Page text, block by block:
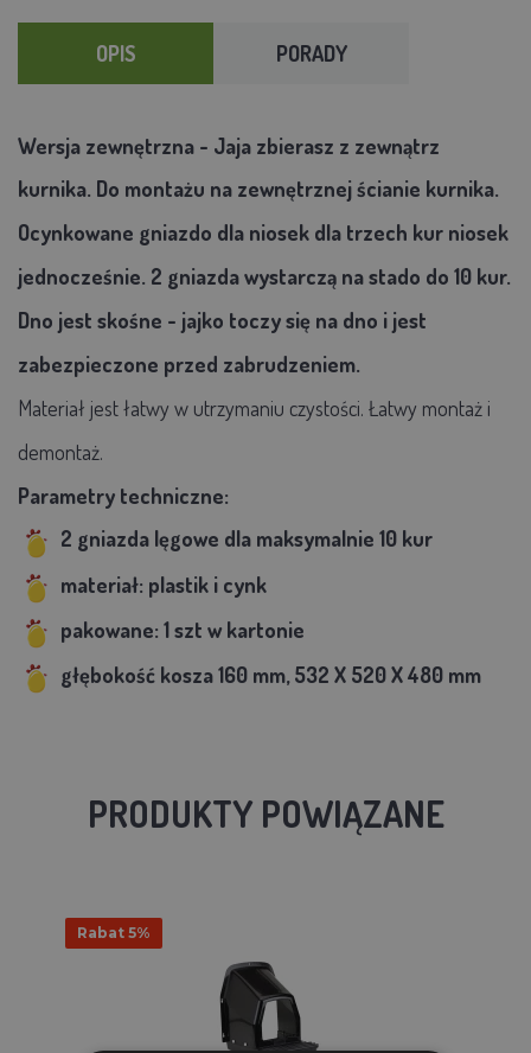
OPIS PORADY
Wersja zewnętrzna - Jaja zbierasz z zewnątrz
kurnika. Do montażu na zewnętrznej ścianie kurnika.
Ocynkowane gniazdo dla niosek dla trzech kur niosek
jednocześnie. 2 gniazda wystarczą na stado do 10 kur.
Dno jest skośne - jajko toczy się na dno i jest
zabezpieczone przed zabrudzeniem.
Materiał jest łatwy w utrzymaniu czystości. Łatwy montaż i
demontaż.
Parametry techniczne:
2 gniazda lęgowe dla maksymalnie 10 kur
materiał: plastik i cynk
pakowane: 1 szt w kartonie
głębokość kosza 160 mm, 532 X 520 X 480 mm
PRODUKTY POWIĄZANE
Rabat 5%